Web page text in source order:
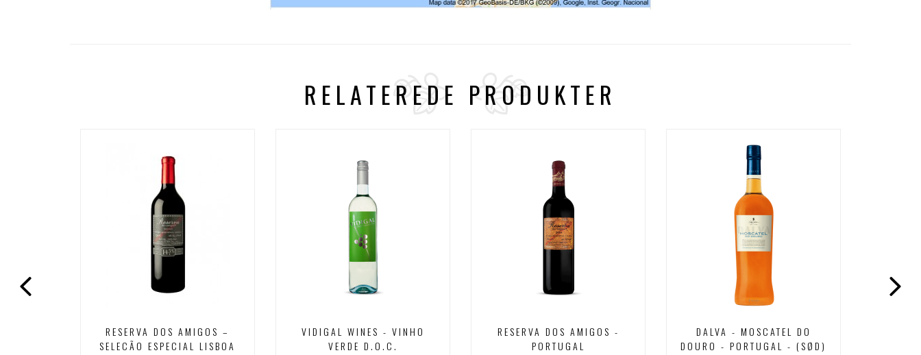
RELATEREDE PRODUKTER
RESERVA DOS AMIGOS –
SELECÃO ESPECIAL LISBOA
VIDIGAL WINES - VINHO
VERDE D.O.C.
RESERVA DOS AMIGOS -
PORTUGAL
DALVA - MOSCATEL DO
DOURO - PORTUGAL - (SØD)